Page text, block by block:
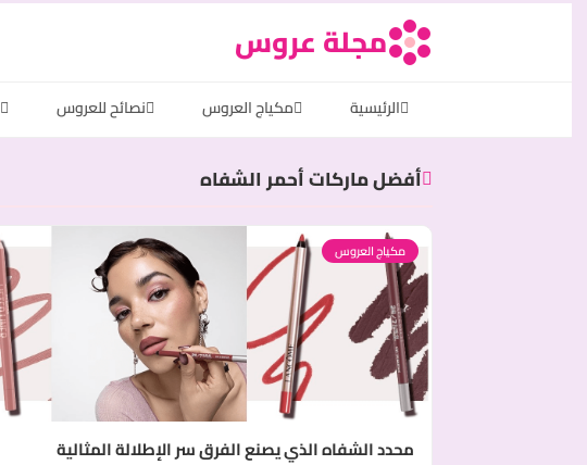
مجلة عروس
الرئيسية مكياج العروس نصائح للعروس
أفضل ماركات أحمر الشفاه
مكياج العروس
محدد الشفاه الذي يصنع الفرق سر الإطلالة المثالية